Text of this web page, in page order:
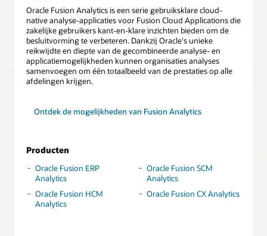
Oracle Fusion Analytics is een serie gebruiksklare cloud-
native analyse-applicaties voor Fusion Cloud Applications die
zakelijke gebruikers kant-en-klare inzichten bieden om de
besluitvorming te verbeteren. Dankzij Oracle's unieke
reikwijdte en diepte van de gecombineerde analyse- en
applicatiemogelijkheden kunnen organisaties analyses
samenvoegen om één totaalbeeld van de prestaties op alle
afdelingen krijgen.
Ontdek de mogelijkheden van Fusion Analytics
Producten
Oracle Fusion ERP
Analytics
Oracle Fusion HCM
Analytics
Oracle Fusion SCM
Analytics
Oracle Fusion CX Analytics